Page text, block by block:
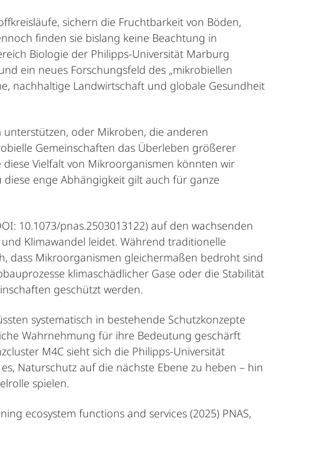
sichern die Fruchtbarkeit von Böden,
finden sie bislang keine Beachtung in
Biologie der Philipps-Universität Marburg
ein neues Forschungsfeld des „mikrobiellen
nachhaltige Landwirtschaft und globale Gesundheit
unterstützen, oder Mikroben, die anderen
Gemeinschaften das Überleben größerer
Vielfalt von Mikroorganismen könnten wir
enge Abhängigkeit gilt auch für ganze
10.1073/pnas.2503013122) auf den wachsenden
Klimawandel leidet. Während traditionelle
dass Mikroorganismen gleichermaßen bedroht sind
klimaschädlicher Gase oder die Stabilität
geschützt werden.
systematisch in bestehende Schutzkonzepte
Wahrnehmung für ihre Bedeutung geschärft
M4C sieht sich die Philipps-Universität
Naturschutz auf die nächste Ebene zu heben – hin
spielen.
ecosystem functions and services (2025) PNAS,